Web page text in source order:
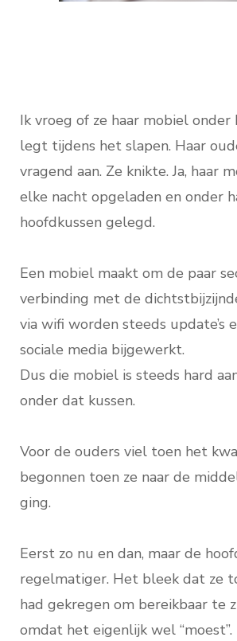
Ik vroeg of ze haar mobiel onder
legt tijdens het slapen. Haar
vragend aan. Ze knikte. Ja, haar
elke nacht opgeladen en onder
hoofdkussen gelegd.
Een mobiel maakt om de paar
verbinding met de
via wifi worden steeds update’s
sociale media bijgewerkt.
Dus die mobiel is steeds hard
onder dat kussen.
Voor de ouders viel toen het
begonnen toen ze naar de
ging.
Eerst zo nu en dan, maar de
regelmatiger. Het bleek dat ze
had gekregen om bereikbaar te
omdat het eigenlijk wel